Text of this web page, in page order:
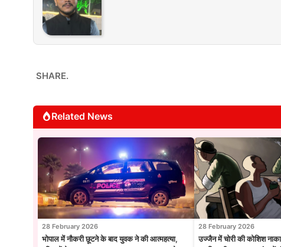
SHARE.
Related News
28 February 2026
भोपाल में नौकरी छूटने के बाद युवक ने की आत्महत्या,
28 February 2026
उज्जैन में चोरी की कोशिश